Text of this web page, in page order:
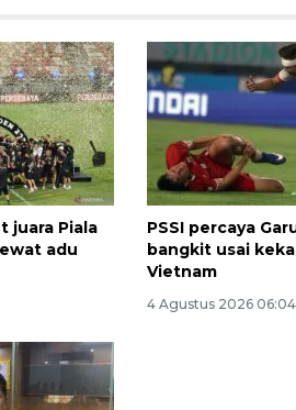
juara Piala
adu
PSSI percaya
bangkit usai
Vietnam
4 Agustus 2026 06:04